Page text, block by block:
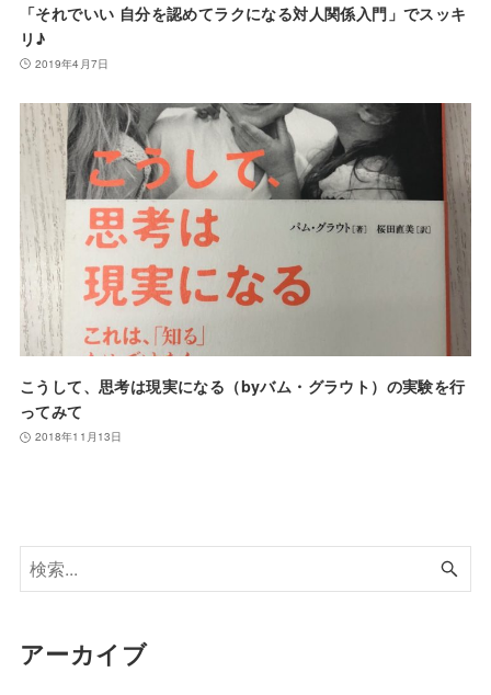
「それでいい 自分を認めてラクになる対人関係入門」でスッキ
リ♪
2019年4月7日
こうして、思考は現実になる（byバム・グラウト）の実験を行
ってみて
2018年11月13日
アーカイブ